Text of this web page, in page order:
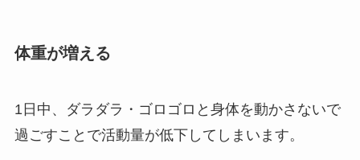
体重が増える
1日中、ダラダラ・ゴロゴロと身体を動かさないで
過ごすことで活動量が低下してしまいます。